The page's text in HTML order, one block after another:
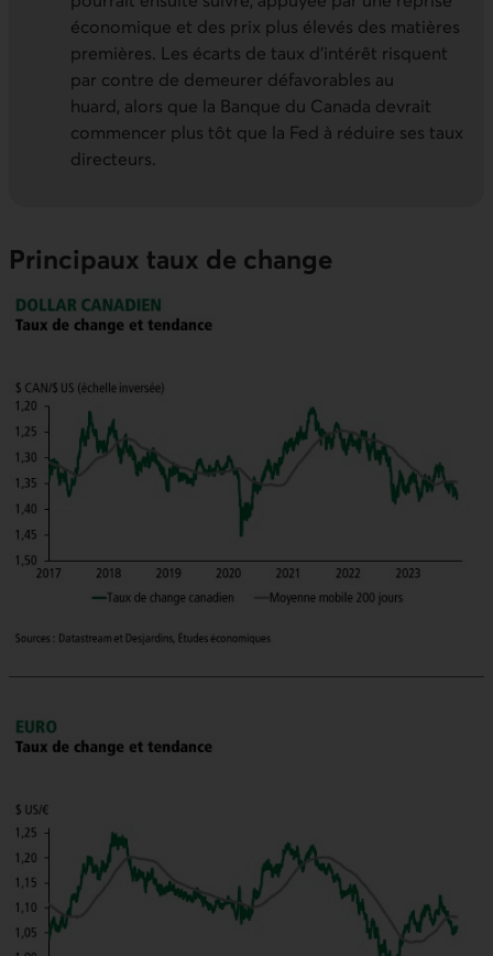
économique et des prix plus élevés des matières
premières. Les écarts de taux d’intérêt risquent
par contre de demeurer défavorables au
huard, alors que la Banque du Canada devrait
commencer plus tôt que la Fed à réduire ses taux
directeurs.
Principaux taux de change